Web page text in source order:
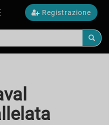
Registrazione